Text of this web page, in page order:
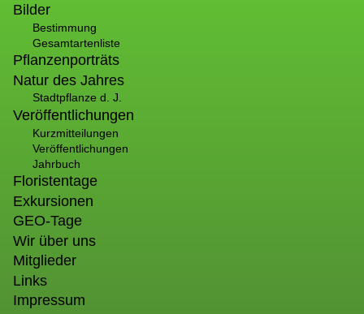
Bilder
Bestimmung
Gesamtartenliste
Pflanzenporträts
Natur des Jahres
Stadtpflanze d. J.
Veröffentlichungen
Kurzmitteilungen
Veröffentlichungen
Jahrbuch
Floristentage
Exkursionen
GEO-Tage
Wir über uns
Mitglieder
Links
Impressum